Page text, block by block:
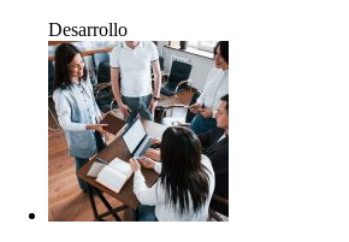
Desarrollo